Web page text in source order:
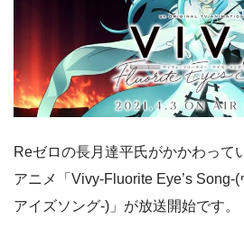
Reゼロの長月達平氏がかかわって
アニメ「Vivy-Fluorite Eye’s Song-
アイズソング-)」が放送開始です。